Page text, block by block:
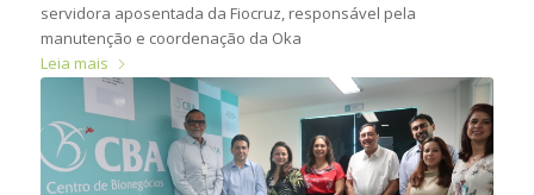
servidora aposentada da Fiocruz, responsável pela
manutenção e coordenação da Oka
Leia mais